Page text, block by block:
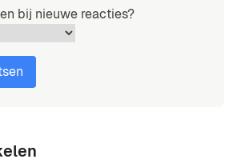
bij nieuwe reacties?